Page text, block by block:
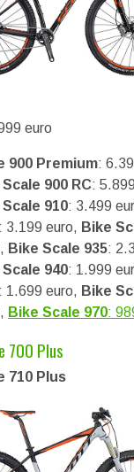
euro
900 Premium:
900 RC: 5.899
Scale 910: 3.499
: 3.199 euro, Bike
Bike Scale 935:
Scale 940: 1.999
: 1.699 euro, Bike
Bike Scale 970:
700 Plus
710 Plus